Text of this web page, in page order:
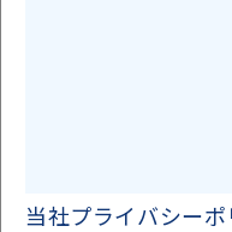
当社プライバシー